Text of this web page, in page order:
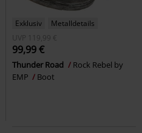
Exklusiv
Metalldetails
UVP
119,99 €
99,99 €
Thunder Road
Rock Rebel by
EMP
Boot